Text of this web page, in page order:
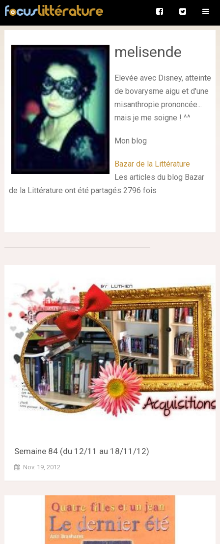
melisende
Elevée avec Disney, atteinte
de bovarysme aigu et d'une
misanthropie prononcée...
mais je me soigne ! ^^
Mon blog
Bazar de la Littérature
Les articles du blog Bazar
de la Littérature ont été partagés 2796 fois
Semaine 84 (du 12/11 au 18/11/12)
Nov. 19, 2012